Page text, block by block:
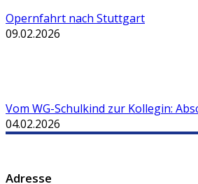
Opernfahrt nach Stuttgart
09.02.2026
Vom WG-Schulkind zur Kollegin:
04.02.2026
Adresse